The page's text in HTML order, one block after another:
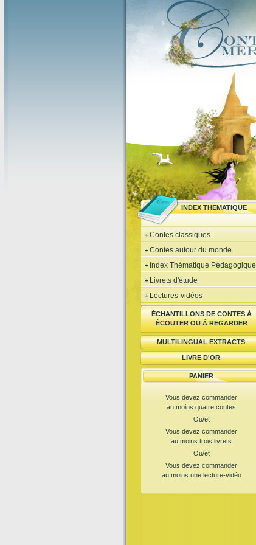
INDEX THEMATIQUE
Contes classiques
Contes autour du monde
Index Thématique Pédagogique
Livrets d'étude
Lectures-vidéos
ÉCHANTILLONS DE CONTES À
ÉCOUTER OU À REGARDER
MULTILINGUAL EXTRACTS
LIVRE D'OR
PANIER
Vous devez commander
au moins quatre contes
Ou/et
Vous devez commander
au moins trois livrets
Ou/et
Vous devez commander
au moins une lecture-vidéo